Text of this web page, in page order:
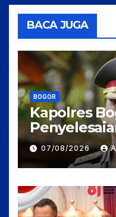
BACA JUGA
BOGOR
Kapolres
Tanah
Lewat Jalur
07/08/2026